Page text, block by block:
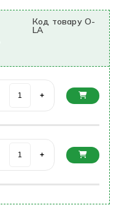
Код товару O-
LA
+
+